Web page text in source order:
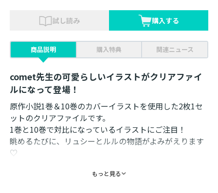
試し読み 購入する
商品説明 購入特典 関連ニュース
comet先生の可愛らしいイラストがクリアファイ
ルになって登場！
原作小説1巻＆10巻のカバーイラストを使用した2枚1セ
ットのクリアファイルです。
1巻と10巻で対比になっているイラストにご注目！
眺めるたびに、リュシーとルルの物語がよみがえります
♡
裏面にはオリジナルデザイン入り！
もっと見る